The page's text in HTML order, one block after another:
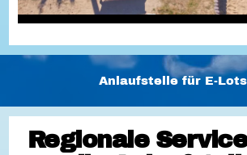
Anlaufstelle für E-
Regionale